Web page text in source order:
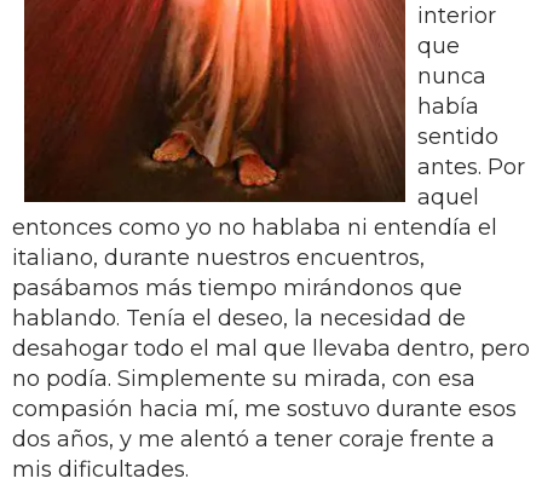
interior
que
nunca
había
sentido
antes. Por
aquel
entonces como yo no hablaba ni entendía el
italiano, durante nuestros encuentros,
pasábamos más tiempo mirándonos que
hablando. Tenía el deseo, la necesidad de
desahogar todo el mal que llevaba dentro, pero
no podía. Simplemente su mirada, con esa
compasión hacia mí, me sostuvo durante esos
dos años, y me alentó a tener coraje frente a
mis dificultades.